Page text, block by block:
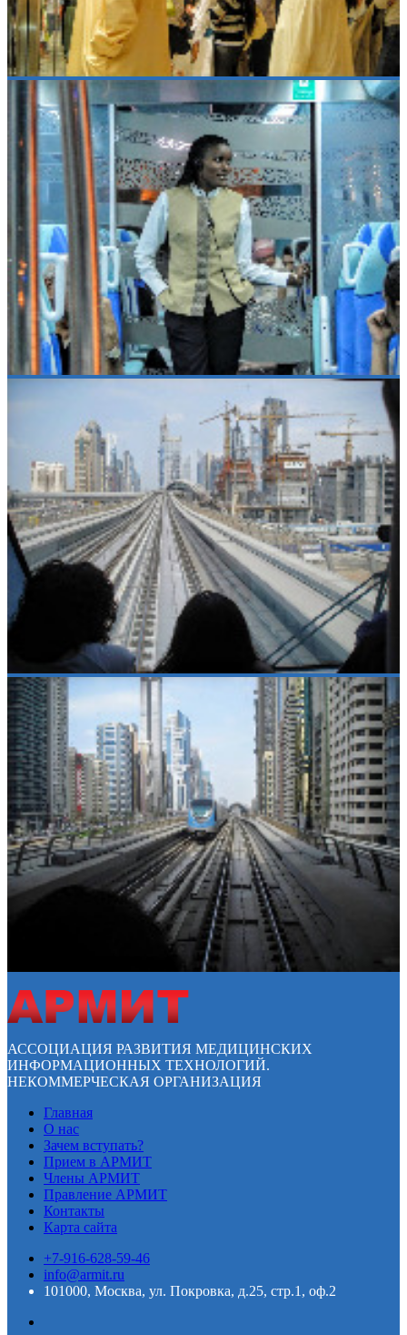
АССОЦИАЦИЯ РАЗВИТИЯ МЕДИЦИНСКИХ
ИНФОРМАЦИОННЫХ ТЕХНОЛОГИЙ.
НЕКОММЕРЧЕСКАЯ ОРГАНИЗАЦИЯ
Главная
О нас
Зачем вступать?
Прием в АРМИТ
Члены АРМИТ
Правление АРМИТ
Контакты
Карта сайта
+7-916-628-59-46
info@armit.ru
101000, Москва, ул. Покровка, д.25, стр.1, оф.2